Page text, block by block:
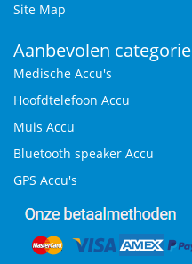
Site Map
Aanbevolen categorie
Medische Accu's
Hoofdtelefoon Accu
Muis Accu
Bluetooth speaker Accu
GPS Accu's